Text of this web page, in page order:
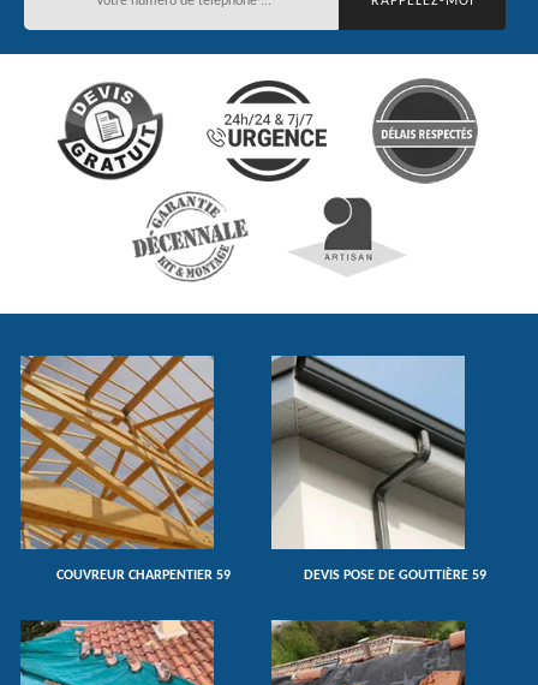
COUVREUR CHARPENTIER 59 DEVIS POSE DE GOUTTIÈRE 59